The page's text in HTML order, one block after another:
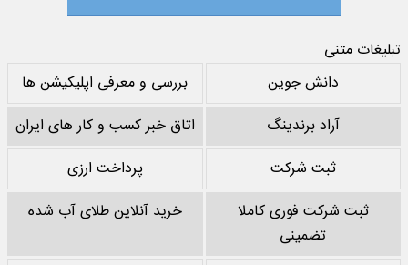
تبلیغات متنی
دانش جوین
بررسی و معرفی اپلیکیشن ها
آراد برندینگ
اتاق خبر کسب و کار های ایران
ثبت شرکت
پرداخت ارزی
ثبت شرکت فوری کاملا
تضمینی
خرید آنلاین طلای آب شده